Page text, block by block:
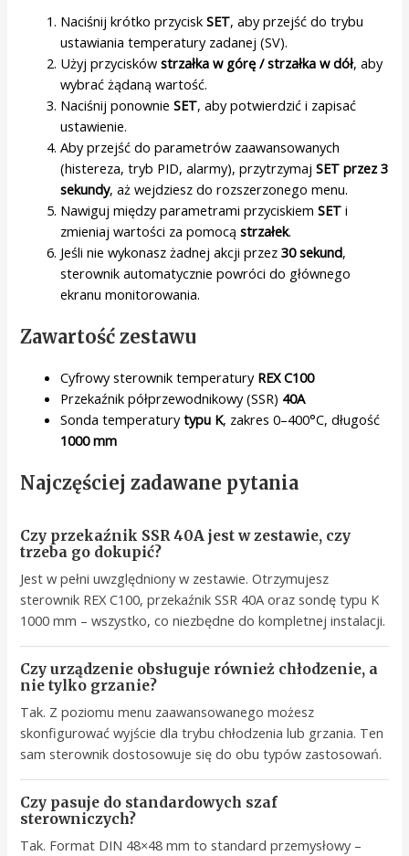
Naciśnij krótko przyciskSET, aby przejść do trybu
ustawiania temperatury zadanej (SV).
Użyj przyciskówstrzałka w górę / strzałka w dół, aby
wybrać żądaną wartość.
Naciśnij ponownieSET, aby potwierdzić i zapisać
ustawienie.
Aby przejść do parametrów zaawansowanych
(histereza, tryb PID, alarmy), przytrzymajSET przez 3
sekundy, aż wejdziesz do rozszerzonego menu.
Nawiguj między parametrami przyciskiemSET i
zmieniaj wartości za pomocąstrzałek.
Jeśli nie wykonasz żadnej akcji przez30 sekund,
sterownik automatycznie powróci do głównego
ekranu monitorowania.
Zawartość zestawu
Cyfrowy sterownik temperatury REX C100
Przekaźnik półprzewodnikowy (SSR) 40A
Sonda temperaturytypu K, zakres 0–400°C, długość
1000 mm
Najczęściej zadawane pytania
Czy przekaźnik SSR 40A jest w zestawie, czy
trzeba go dokupić?
Jest w pełni uwzględniony w zestawie. Otrzymujesz
sterownik REX C100, przekaźnik SSR 40A oraz sondę typu K
1000 mm – wszystko, co niezbędne do kompletnej instalacji.
Czy urządzenie obsługuje również chłodzenie, a
nie tylko grzanie?
Tak. Z poziomu menu zaawansowanego możesz
skonfigurować wyjście dla trybu chłodzenia lub grzania. Ten
sam sterownik dostosowuje się do obu typów zastosowań.
Czy pasuje do standardowych szaf
sterowniczych?
Tak. Format DIN 48×48 mm to standard przemysłowy –